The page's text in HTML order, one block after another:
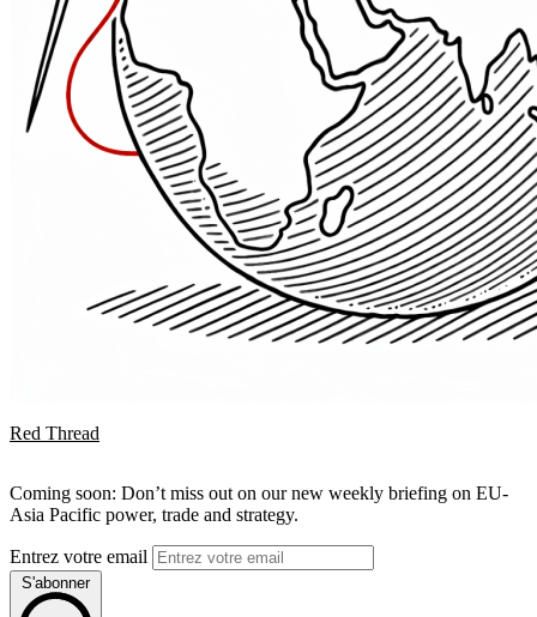
Red Thread
Coming soon: Don’t miss out on our new weekly briefing on EU-
Asia Pacific power, trade and strategy.
Entrez votre email
S'abonner